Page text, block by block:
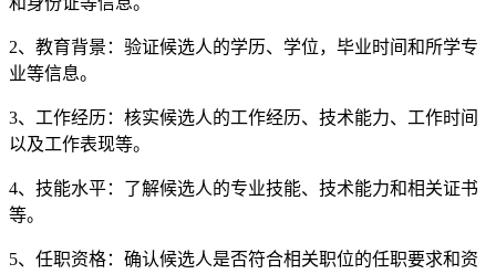
2、教育背景：验证候选人的学历、学位，毕业时间和所学专
业等信息。
3、工作经历：核实候选人的工作经历、技术能力、工作时间
以及工作表现等。
4、技能水平：了解候选人的专业技能、技术能力和相关证书
等。
5、任职资格：确认候选人是否符合相关职位的任职要求和资